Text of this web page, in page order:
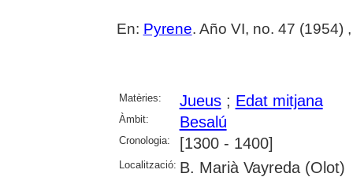
En: Pyrene. Año VI, no. 47 (1954)
Matèries: Jueus; Edat mitjana
Àmbit: Besalú
Cronologia: [1300 - 1400]
Localització: B. Marià Vayreda (Olot)